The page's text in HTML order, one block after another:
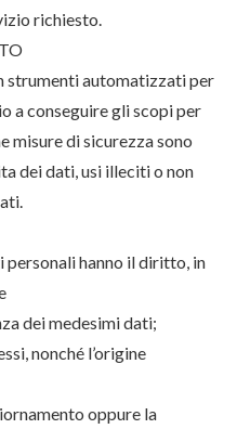
richiesto.
strumenti automatizzati per
a conseguire gli scopi per
misure di sicurezza sono
dei dati, usi illeciti o non
hanno il diritto, in
dei medesimi dati;
nonché l’origine
oppure la